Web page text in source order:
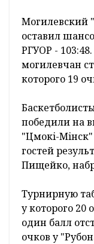
Могилевский
оставил
РГУОР -
могилевчан
которого 19
победили на
"Цмокi-Мiнск"
гостей
Пищейко,
Турнирную
у которого 20
один балл
очков у